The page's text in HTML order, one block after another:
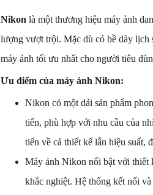
Nikon là một thương hiệu máy ảnh
lượng vượt trội. Mặc dù có bề dày lịch
máy ảnh tối ưu nhất cho người tiêu
Ưu điểm của máy ảnh Nikon:
Nikon có một dải sản phẩm
tiến, phù hợp với nhu cầu của
tiến về cả thiết kế lẫn hiệu suất,
Máy ảnh Nikon nổi bật với thiết
khắc nghiệt. Hệ thống kết nối